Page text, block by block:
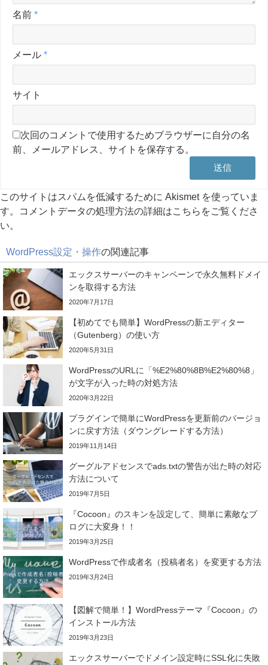
名前 *
メール *
サイト
次回のコメントで使用するためブラウザーに自分の名
前、メールアドレス、サイトを保存する。
このサイトはスパムを低減するために Akismet を使っていま
す。
コメントデータの処理方法の詳細はこちらをご覧くださ
い
WordPress設定・操作の関連記事
エックスサーバーのキャンペーンで永久無料ドメイ
ンを取得する方法
2020年7月17日
【初めてでも簡単】WordPressの新エディター
（Gutenberg）の使い方
2020年5月31日
WordPressのURLに「%E2%80%8B%E2%80%8」
が文字が入った時の対処方法
2020年3月22日
プラグインで簡単にWordPressを更新前のバージョ
ンに戻す方法（ダウングレードする方法）
2019年11月14日
グーグルアドセンスでads.txtの警告が出た時の対応
方法について
2019年7月5日
『Cocoon』のスキンを設定して、簡単に素敵なブ
ログに大変身！！
2019年3月25日
WordPressで作成者名（投稿者名）を変更する方法
2019年3月24日
【図解で簡単！】WordPressテーマ『Cocoon』の
インストール方法
2019年3月23日
エックスサーバーでドメイン設定時にSSL化に失敗